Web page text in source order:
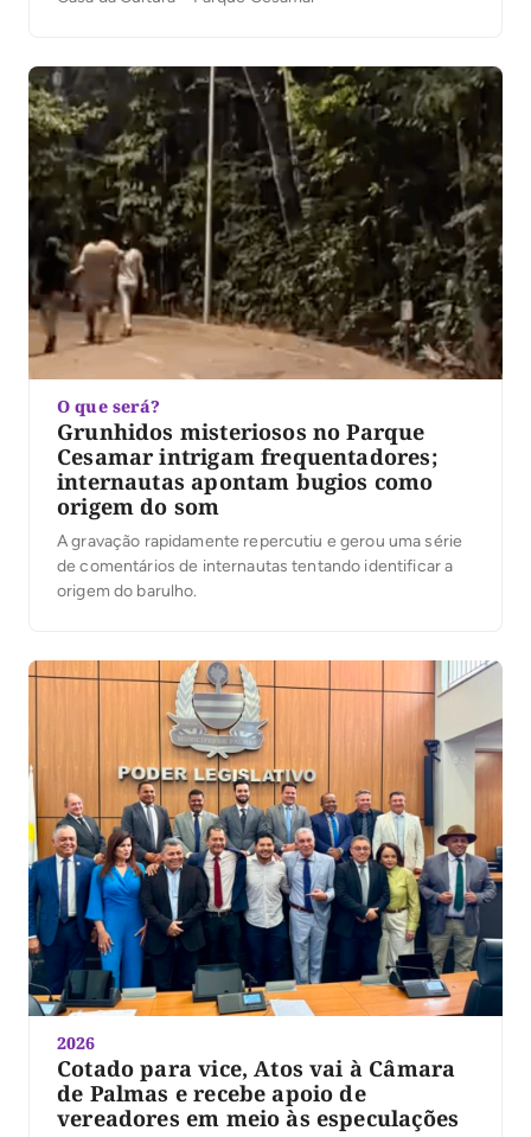
O que será?
Grunhidos misteriosos no Parque
Cesamar intrigam frequentadores;
internautas apontam bugios como
origem do som
A gravação rapidamente repercutiu e gerou uma série
de comentários de internautas tentando identificar a
origem do barulho.
2026
Cotado para vice, Atos vai à Câmara
de Palmas e recebe apoio de
vereadores em meio às especulações